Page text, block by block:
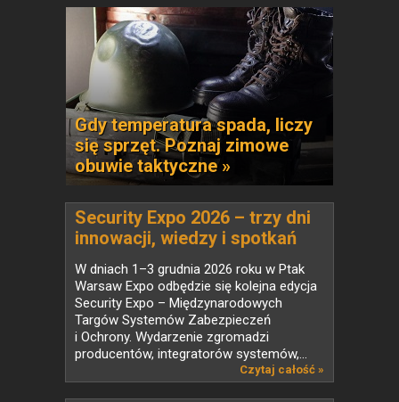
Gdy temperatura spada, liczy
się sprzęt. Poznaj zimowe
obuwie taktyczne »
Security Expo 2026 – trzy dni
innowacji, wiedzy i spotkań
liderów branży
bezpieczeństwa
W dniach 1–3 grudnia 2026 roku w Ptak
Warsaw Expo odbędzie się kolejna edycja
Security Expo – Międzynarodowych
Targów Systemów Zabezpieczeń
i Ochrony. Wydarzenie zgromadzi
producentów, integratorów systemów,...
Czytaj całość »